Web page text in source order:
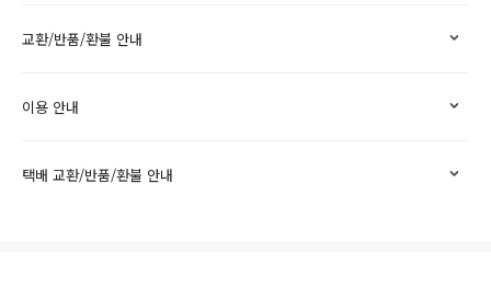
교환/반품/환불 안내
이용 안내
택배 교환/반품/환불 안내